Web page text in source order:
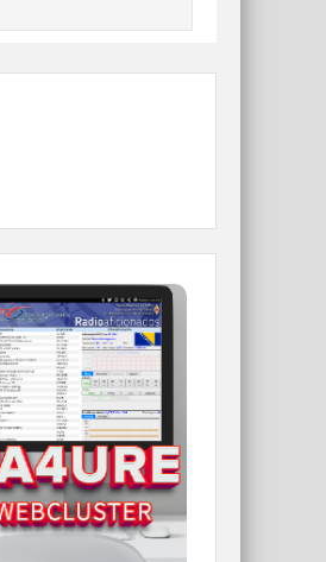
EA4URE
de URE,
e información y
GDURE